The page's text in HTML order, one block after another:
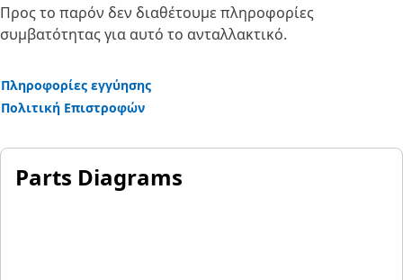
Προς το παρόν δεν διαθέτουμε πληροφορίες
συμβατότητας για αυτό το ανταλλακτικό.
Πληροφορίες εγγύησης
Πολιτική Επιστροφών
Parts Diagrams